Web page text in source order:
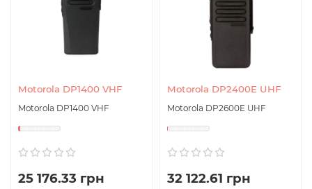
Motorola DP1400 VHF
Motorola DP1400 VHF
25 176.33 грн
Motorola DP2400E UHF
Motorola DP2600E UHF
32 122.61 грн